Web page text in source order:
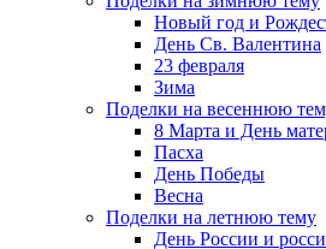
Новый год и
День Св. Валентина
23 февраля
Зима
Поделки на весеннюю
8 Марта и День
Пасха
День Победы
Весна
Поделки на летнюю тему
День России и